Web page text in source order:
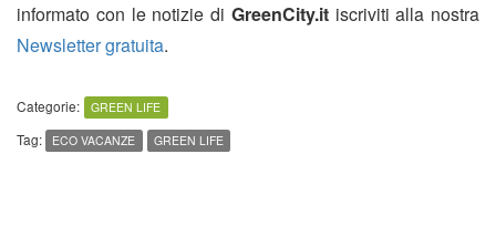
informato con le notizie di GreenCity.itiscriviti alla nostra
Newsletter gratuita.
Categorie: GREEN LIFE
Tag: ECO VACANZE GREEN LIFE